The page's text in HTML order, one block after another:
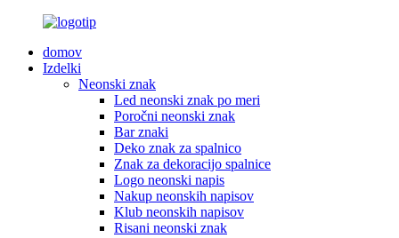
domov
Izdelki
Neonski znak
Led neonski znak po meri
Poročni neonski znak
Bar znaki
Deko znak za spalnico
Znak za dekoracijo spalnice
Logo neonski napis
Nakup neonskih napisov
Klub neonskih napisov
Risani neonski znak